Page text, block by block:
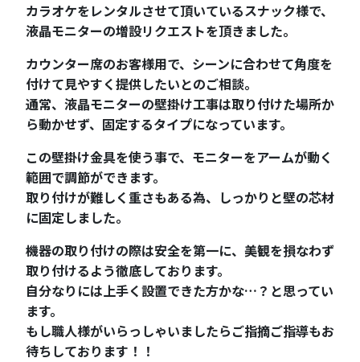
カラオケをレンタルさせて頂いているスナック様で、
液晶モニターの増設リクエストを頂きました。
カウンター席のお客様用で、シーンに合わせて角度を
付けて見やすく提供したいとのご相談。
通常、液晶モニターの壁掛け工事は取り付けた場所か
ら動かせず、固定するタイプになっています。
この壁掛け金具を使う事で、モニターをアームが動く
範囲で調節ができます。
取り付けが難しく重さもある為、しっかりと壁の芯材
に固定しました。
機器の取り付けの際は安全を第一に、美観を損なわず
取り付けるよう徹底しております。
自分なりには上手く設置できた方かな…？と思ってい
ます。
もし職人様がいらっしゃいましたらご指摘ご指導もお
待ちしております！！